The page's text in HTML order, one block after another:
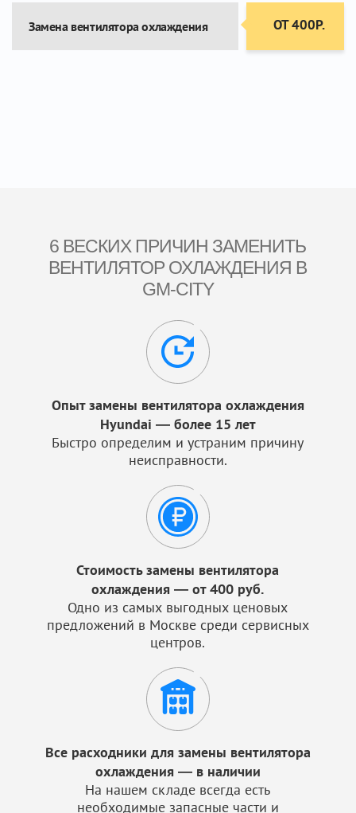
Замена вентилятора охлаждения ОТ 400Р.
6 ВЕСКИХ ПРИЧИН ЗАМЕНИТЬ
ВЕНТИЛЯТОР ОХЛАЖДЕНИЯ В
GM-CITY
Опыт замены вентилятора охлаждения
Hyundai — более 15 лет
Быстро определим и устраним причину
неисправности.
Стоимость замены вентилятора
охлаждения — от 400 руб.
Одно из самых выгодных ценовых
предложений в Москве среди сервисных
центров.
Все расходники для замены вентилятора
охлаждения — в наличии
На нашем складе всегда есть
необходимые запасные части и